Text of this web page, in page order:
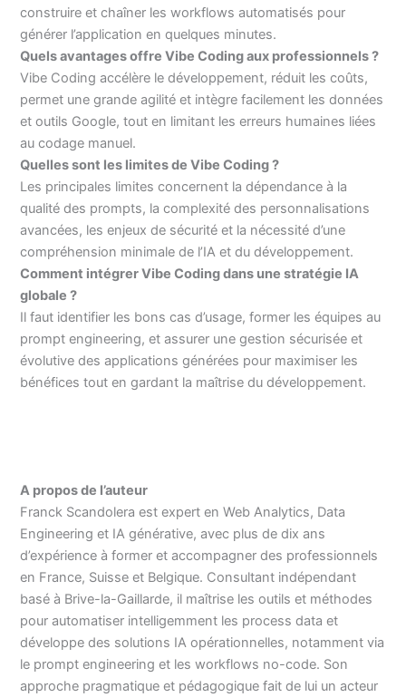
construire et chaîner les workflows automatisés pour
générer l’application en quelques minutes.
Quels avantages offre Vibe Coding aux professionnels ?
Vibe Coding accélère le développement, réduit les coûts,
permet une grande agilité et intègre facilement les données
et outils Google, tout en limitant les erreurs humaines liées
au codage manuel.
Quelles sont les limites de Vibe Coding ?
Les principales limites concernent la dépendance à la
qualité des prompts, la complexité des personnalisations
avancées, les enjeux de sécurité et la nécessité d’une
compréhension minimale de l’IA et du développement.
Comment intégrer Vibe Coding dans une stratégie IA
globale ?
Il faut identifier les bons cas d’usage, former les équipes au
prompt engineering, et assurer une gestion sécurisée et
évolutive des applications générées pour maximiser les
bénéfices tout en gardant la maîtrise du développement.
A propos de l’auteur
Franck Scandolera est expert en Web Analytics, Data
Engineering et IA générative, avec plus de dix ans
d’expérience à former et accompagner des professionnels
en France, Suisse et Belgique. Consultant indépendant
basé à Brive-la-Gaillarde, il maîtrise les outils et méthodes
pour automatiser intelligemment les process data et
développe des solutions IA opérationnelles, notamment via
le prompt engineering et les workflows no-code. Son
approche pragmatique et pédagogique fait de lui un acteur